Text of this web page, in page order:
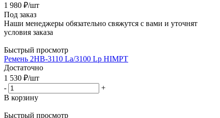
1 980 ₽/шт
Под заказ
Наши менеджеры обязательно свяжутся с вами и уточнят
условия заказа
Быстрый просмотр
Ремень 2НВ-3110 La/3100 Lp HIMPT
Достаточно
1 530 ₽/шт
-
+
В корзину
Быстрый просмотр